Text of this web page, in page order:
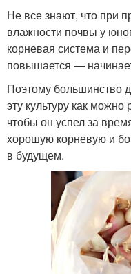
Не все знают, что при
влажности почвы у
корневая система и
повышается —
Поэтому большинство
эту культуру как
чтобы он успел за
хорошую корневую и
в будущем.